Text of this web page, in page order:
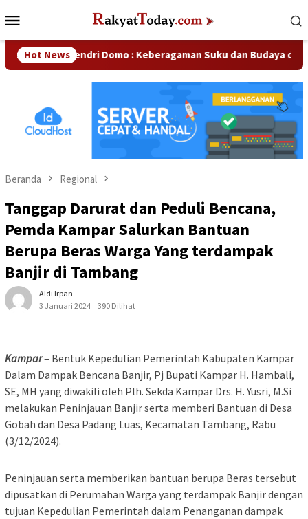
ke
Mobile
Hot News
Hendri Domo : Keberagaman Suku dan Budaya di Kampar
Beranda Regional
Tanggap Darurat dan Peduli Bencana,
Pemda Kampar Salurkan Bantuan
Berupa Beras Warga Yang terdampak
Banjir di Tambang
Aldi Irpan
3 Januari 2024
390 Dilihat
Kampar– Bentuk Kepedulian Pemerintah Kabupaten Kampar
Dalam Dampak Bencana Banjir, Pj Bupati Kampar H. Hambali,
SE, MH yang diwakili oleh Plh. Sekda Kampar Drs. H. Yusri, M.Si
melakukan Peninjauan Banjir serta memberi Bantuan di Desa
Gobah dan Desa Padang Luas, Kecamatan Tambang, Rabu
(3/12/2024).
Peninjauan serta memberikan bantuan berupa Beras tersebut
dipusatkan di Perumahan Warga yang terdampak Banjir dengan
tujuan Kepedulian Pemerintah dalam Penanganan dampak